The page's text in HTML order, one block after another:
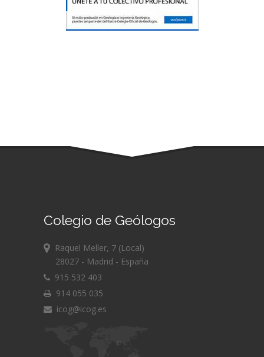
Colegio de Geólogos
Raquel Meller, 7 (Local)
28027 - Madrid - España
915 532 403
914 055 035
icog@icog.es